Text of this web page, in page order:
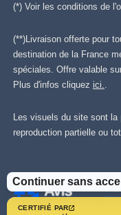
CERTIFIÉ PAR
Continuer sans
(*) Voir les conditions de
(**)Livraison offerte pour
destination de la France
spéciales. Offre valable
Plus d'infos cliquez ici.
Les visuels du site sont la
reproduction partielle ou